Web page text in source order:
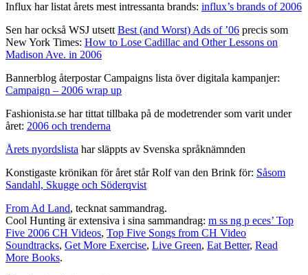
Influx har listat årets mest intressanta brands: influx’s brands of 2006
Sen har också WSJ utsettBest (and Worst) Ads of ’06 precis som
New York Times: How to Lose Cadillac and Other Lessons on
Madison Ave. in 2006
Bannerblog återpostar Campaigns lista över digitala kampanjer:
Campaign – 2006 wrap up
Fashionista.se har tittat tillbaka på de modetrender som varit under
året: 2006 och trenderna
Årets nyordslista har släppts av Svenska språknämnden
Konstigaste krönikan för året står Rolf van den Brink för: Såsom
Sandahl, Skugge och Söderqvist
From Ad Land, tecknat sammandrag.
Cool Hunting är extensiva i sina sammandrag: m ss ng p eces’ Top
Five 2006 CH Videos, Top Five Songs from CH Video
Soundtracks, Get More Exercise, Live Green, Eat Better, Read
More Books.